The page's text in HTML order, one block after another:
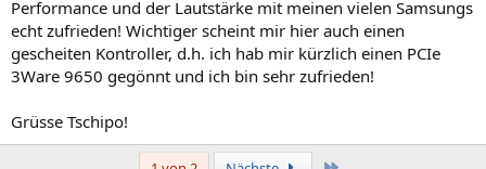
Performance und der Lautstärke mit meinen vielen Samsungs
echt zufrieden! Wichtiger scheint mir hier auch einen
gescheiten Kontroller, d.h. ich hab mir kürzlich einen PCIe
3Ware 9650 gegönnt und ich bin sehr zufrieden!
Grüsse Tschipo!